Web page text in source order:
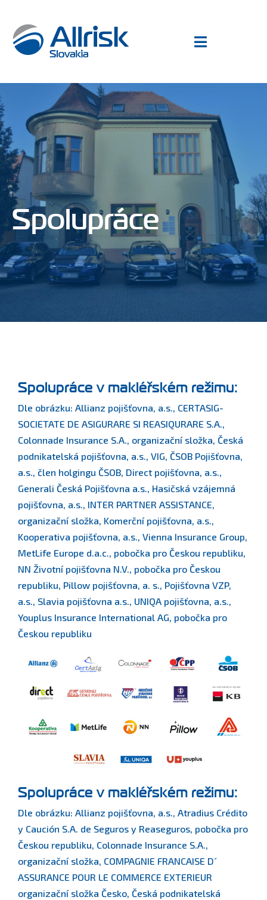
Spolupráce
Spolupráce v makléřském režimu:
Dle obrázku: Allianz pojišťovna, a.s., CERTASIG-
SOCIETATE DE ASIGURARE SI REASIQURARE S.A.,
Colonnade Insurance S.A., organizační složka, Česká
podnikatelská pojišťovna, a.s., VIG, ČSOB Pojišťovna,
a.s., člen holgingu ČSOB, Direct pojišťovna, a.s.,
Generali Česká Pojišťovna a.s., Hasičská vzájemná
pojišťovna, a.s., INTER PARTNER ASSISTANCE,
organizační složka, Komerční pojišťovna, a.s.,
Kooperativa pojišťovna, a.s., Vienna Insurance Group,
MetLife Europe d.a.c., pobočka pro Českou republiku,
NN Životní pojišťovna N.V., pobočka pro Českou
republiku, Pillow pojišťovna, a. s., Pojišťovna VZP,
a.s., Slavia pojišťovna a.s., UNIQA pojišťovna, a.s.,
Youplus Insurance International AG, pobočka pro
Českou republiku
Spolupráce v makléřském režimu:
Dle obrázku: Allianz pojišťovna, a.s., Atradius Crédito
y Caución S.A. de Seguros y Reaseguros, pobočka pro
Českou republiku, Colonnade Insurance S.A.,
organizační složka, COMPAGNIE FRANCAISE D´
ASSURANCE POUR LE COMMERCE EXTERIEUR
organizační složka Česko, Česká podnikatelská